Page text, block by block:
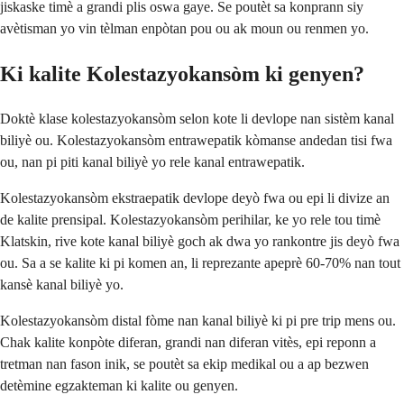
jiskaske timè a grandi plis oswa gaye. Se poutèt sa konprann siy
avètisman yo vin tèlman enpòtan pou ou ak moun ou renmen yo.
Ki kalite Kolestazyokansòm ki genyen?
Doktè klase kolestazyokansòm selon kote li devlope nan sistèm kanal
biliyè ou. Kolestazyokansòm entrawepatik kòmanse andedan tisi fwa
ou, nan pi piti kanal biliyè yo rele kanal entrawepatik.
Kolestazyokansòm ekstraepatik devlope deyò fwa ou epi li divize an
de kalite prensipal. Kolestazyokansòm perihilar, ke yo rele tou timè
Klatskin, rive kote kanal biliyè goch ak dwa yo rankontre jis deyò fwa
ou. Sa a se kalite ki pi komen an, li reprezante apeprè 60-70% nan tout
kansè kanal biliyè yo.
Kolestazyokansòm distal fòme nan kanal biliyè ki pi pre trip mens ou.
Chak kalite konpòte diferan, grandi nan diferan vitès, epi reponn a
tretman nan fason inik, se poutèt sa ekip medikal ou a ap bezwen
detèmine egzakteman ki kalite ou genyen.